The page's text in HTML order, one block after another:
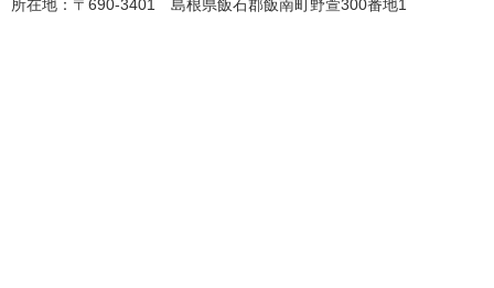
所在地：〒690-3401 島根県飯石郡飯南町野萱300番地1​